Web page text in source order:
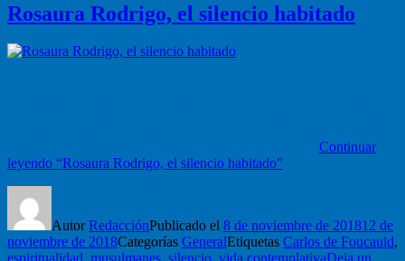
Rosaura Rodrigo, el silencio habitado
Continuar
leyendo “Rosaura Rodrigo, el silencio habitado”
AutorRedacciónPublicado el 8 de noviembre de 201812 de
noviembre de 2018Categorías GeneralEtiquetas Carlos de Foucauld,